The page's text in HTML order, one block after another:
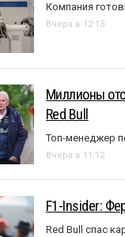
Компания
Вчера в 12:13
Миллионы
Red Bull
Топ-менеджер
Вчера в 11:12
F1-Insider:
Red Bull спас